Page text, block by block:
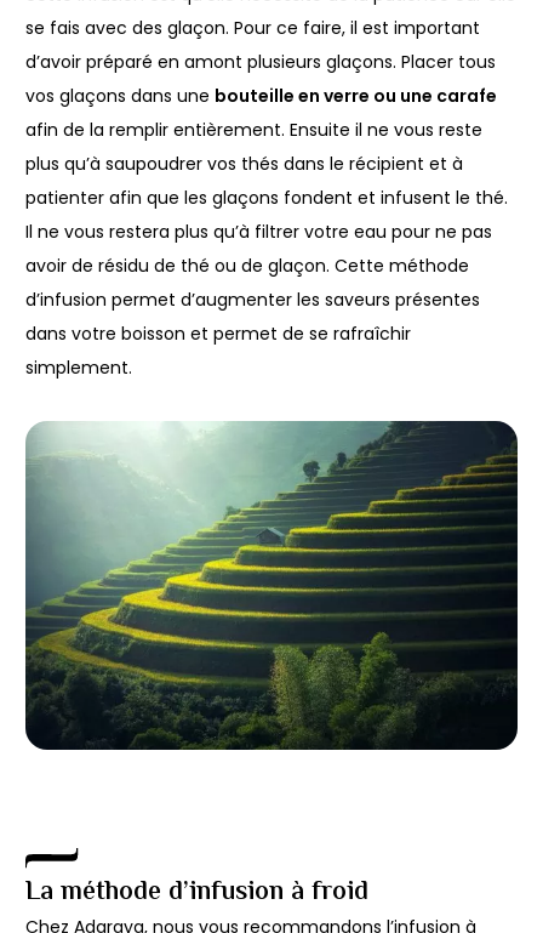
se fais avec des glaçon. Pour ce faire, il est important
d’avoir préparé en amont plusieurs glaçons. Placer tous
vos glaçons dans une bouteille en verre ou une carafe
afin de la remplir entièrement. Ensuite il ne vous reste
plus qu’à saupoudrer vos thés dans le récipient et à
patienter afin que les glaçons fondent et infusent le thé.
Il ne vous restera plus qu’à filtrer votre eau pour ne pas
avoir de résidu de thé ou de glaçon. Cette méthode
d’infusion permet d’augmenter les saveurs présentes
dans votre boisson et permet de se rafraîchir
simplement.
La méthode d’infusion à froid
Chez Adaraya, nous vous recommandons l’infusion à